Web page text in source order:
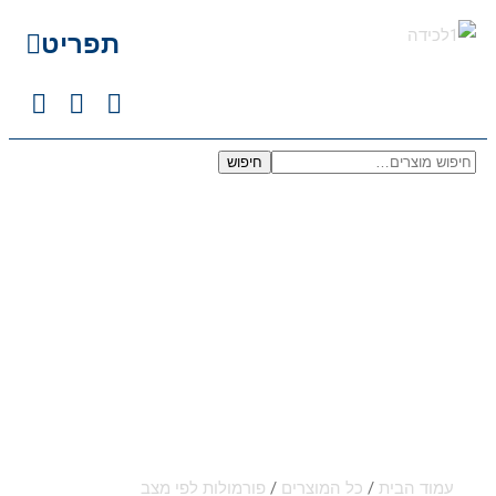
תפריט
חיפוש
עמוד הבית / כל המוצרים / פורמולות לפי מצב